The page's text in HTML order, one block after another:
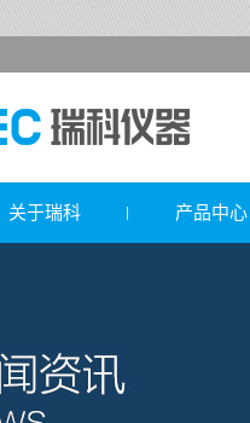
关于瑞科 产品中心